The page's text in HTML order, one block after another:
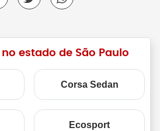
estado de São Paulo
Corsa Sedan
Ecosport